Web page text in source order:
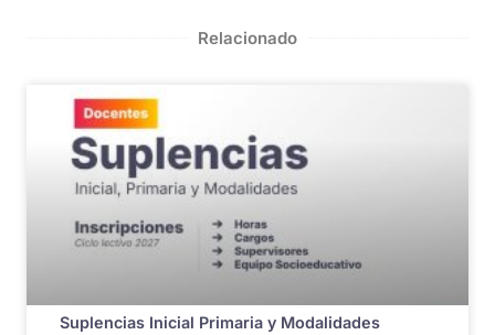
Relacionado
Suplencias Inicial Primaria y Modalidades